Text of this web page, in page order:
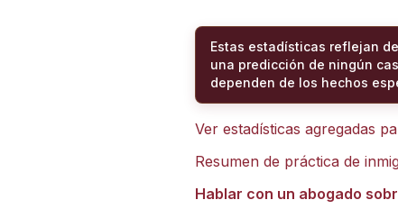
Estas estadísticas reflejan
una predicción de ningún
dependen de los hechos
Ver estadísticas agregadas
Resumen de práctica de
Hablar con un abogado